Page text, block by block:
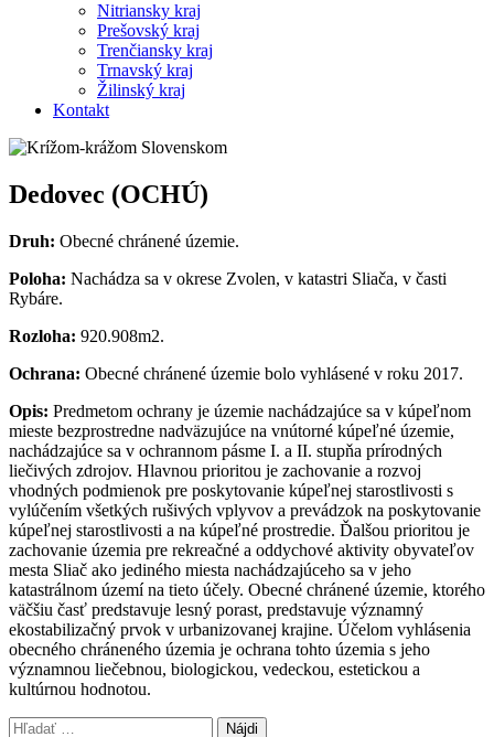
Nitriansky kraj
Prešovský kraj
Trenčiansky kraj
Trnavský kraj
Žilinský kraj
Kontakt
Dedovec (OCHÚ)
Druh: Obecné chránené územie.
Poloha: Nachádza sa v okrese Zvolen, v katastri Sliača, v časti
Rybáre.
Rozloha: 920.908m2.
Ochrana: Obecné chránené územie bolo vyhlásené v roku 2017.
Opis: Predmetom ochrany je územie nachádzajúce sa v kúpeľnom
mieste bezprostredne nadväzujúce na vnútorné kúpeľné územie,
nachádzajúce sa v ochrannom pásme I. a II. stupňa prírodných
liečivých zdrojov. Hlavnou prioritou je zachovanie a rozvoj
vhodných podmienok pre poskytovanie kúpeľnej starostlivosti s
vylúčením všetkých rušivých vplyvov a prevádzok na poskytovanie
kúpeľnej starostlivosti a na kúpeľné prostredie. Ďalšou prioritou je
zachovanie územia pre rekreačné a oddychové aktivity obyvateľov
mesta Sliač ako jediného miesta nachádzajúceho sa v jeho
katastrálnom území na tieto účely. Obecné chránené územie, ktorého
väčšiu časť predstavuje lesný porast, predstavuje významný
ekostabilizačný prvok v urbanizovanej krajine. Účelom vyhlásenia
obecného chráneného územia je ochrana tohto územia s jeho
významnou liečebnou, biologickou, vedeckou, estetickou a
kultúrnou hodnotou.
Hľadať: